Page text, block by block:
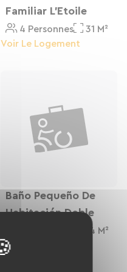
Familiar L'Etoile
4 Personnes
31 M²
Voir Le Logement
Baño Pequeño De
Habitación Doble
14 M²
Voir Le Logement